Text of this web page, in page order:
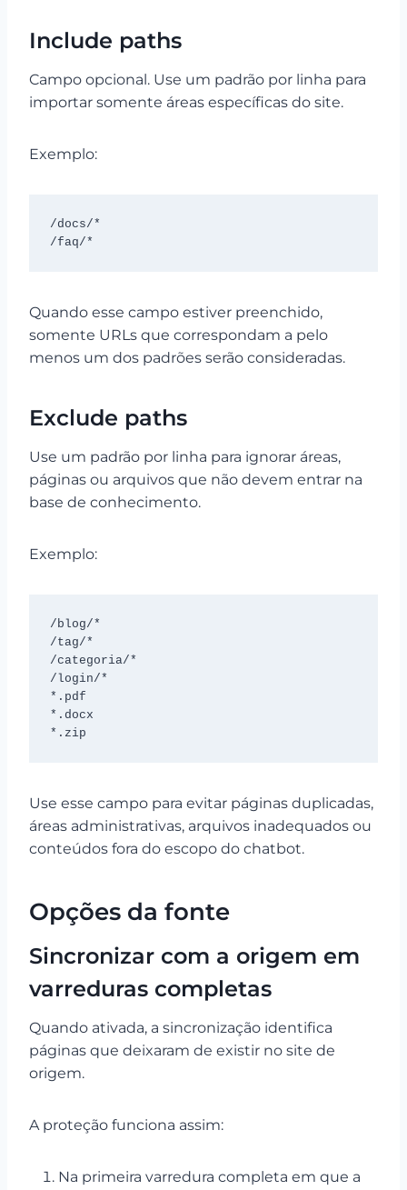
Include paths
Campo opcional. Use um padrão por linha para
importar somente áreas específicas do site.
Exemplo:
/docs/*
/faq/*
Quando esse campo estiver preenchido,
somente URLs que correspondam a pelo
menos um dos padrões serão consideradas.
Exclude paths
Use um padrão por linha para ignorar áreas,
páginas ou arquivos que não devem entrar na
base de conhecimento.
Exemplo:
/blog/*
/tag/*
/categoria/*
/login/*
*.pdf
*.docx
*.zip
Use esse campo para evitar páginas duplicadas,
áreas administrativas, arquivos inadequados ou
conteúdos fora do escopo do chatbot.
Opções da fonte
Sincronizar com a origem em
varreduras completas
Quando ativada, a sincronização identifica
páginas que deixaram de existir no site de
origem.
A proteção funciona assim:
Na primeira varredura completa em que a